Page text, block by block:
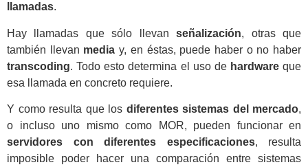
llamadas.
Hay llamadas que sólo llevanseñalización, otras que
también llevan media y, en éstas, puede haber o no haber
transcoding. Todo esto determina el uso de hardware que
esa llamada en concreto requiere.
Y como resulta que los diferentes sistemas del mercado,
o incluso uno mismo como MOR, pueden funcionar en
servidores con diferentes especificaciones, resulta
imposible poder hacer una comparación entre sistemas